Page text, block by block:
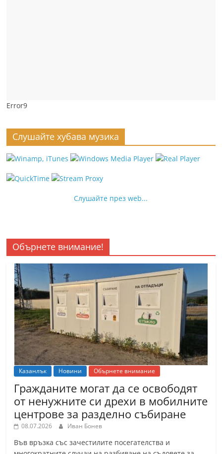
Error9
Слушайте хубава музика
Слушайте през web...
Обърнете внимание!
Казанлък Новини Обърнете внимание
Гражданите могат да се освободят
от ненужните си дрехи в мобилните
центрове за разделно събиране
08.07.2026 Иван Бонев
Във връзка със зачестилите посегателства и